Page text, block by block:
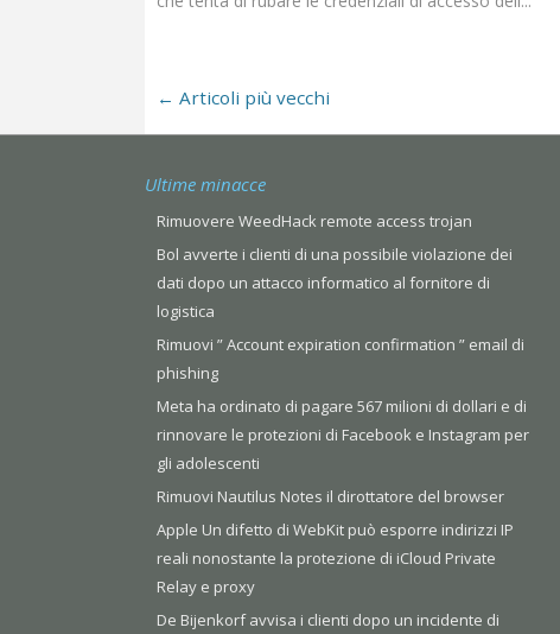
← Articoli più vecchi
Ultime minacce
Rimuovere WeedHack remote access trojan
Bol avverte i clienti di una possibile violazione dei
dati dopo un attacco informatico al fornitore di
logistica
Rimuovi ” Account expiration confirmation ” email di
phishing
Meta ha ordinato di pagare 567 milioni di dollari e di
rinnovare le protezioni di Facebook e Instagram per
gli adolescenti
Rimuovi Nautilus Notes il dirottatore del browser
Apple Un difetto di WebKit può esporre indirizzi IP
reali nonostante la protezione di iCloud Private
Relay e proxy
De Bijenkorf avvisa i clienti dopo un incidente di